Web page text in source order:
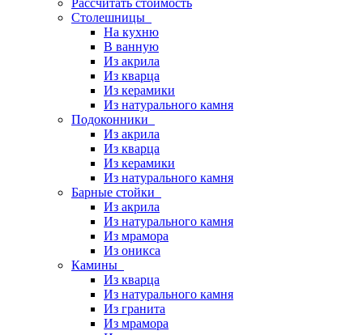
Рассчитать стоимость
Столешницы
На кухню
В ванную
Из акрила
Из кварца
Из керамики
Из натурального камня
Подоконники
Из акрила
Из кварца
Из керамики
Из натурального камня
Барные стойки
Из акрила
Из натурального камня
Из мрамора
Из оникса
Камины
Из кварца
Из натурального камня
Из гранита
Из мрамора